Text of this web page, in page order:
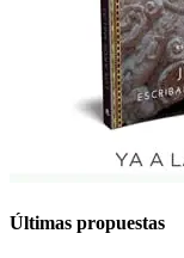
Últimas propuestas